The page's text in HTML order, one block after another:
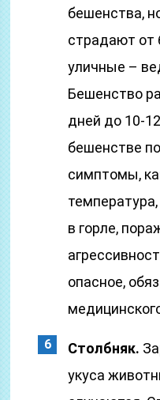
бешенства,
страдают от
уличные –
Бешенство
дней до 10-
бешенстве
симптомы,
в горле,
опасное,
Столбняк.
укуса